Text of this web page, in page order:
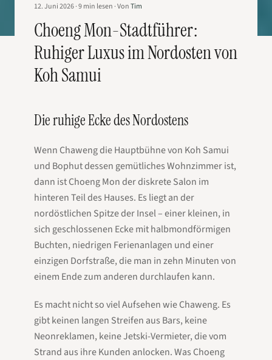
12. Juni 2026·9min lesen ·VonTim
Choeng Mon-Stadtführer:
Ruhiger Luxus im Nordosten von
Koh Samui
Die ruhige Ecke des Nordostens
Wenn Chaweng die Hauptbühne von Koh Samui
und Bophut dessen gemütliches Wohnzimmer ist,
dann ist Choeng Mon der diskrete Salon im
hinteren Teil des Hauses. Es liegt an der
nordöstlichen Spitze der Insel – einer kleinen, in
sich geschlossenen Ecke mit halbmondförmigen
Buchten, niedrigen Ferienanlagen und einer
einzigen Dorfstraße, die man in zehn Minuten von
einem Ende zum anderen durchlaufen kann.
Es macht nicht so viel Aufsehen wie Chaweng. Es
gibt keinen langen Streifen aus Bars, keine
Neonreklamen, keine Jetski-Vermieter, die vom
Strand aus ihre Kunden anlocken. Was Choeng